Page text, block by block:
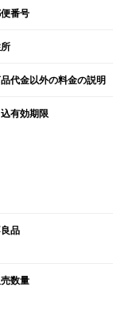
番号
代金以外の料金の説明
有効期限
品
数量